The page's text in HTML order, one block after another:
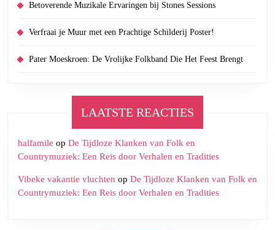
Betoverende Muzikale Ervaringen bij Stones Sessions
Verfraai je Muur met een Prachtige Schilderij Poster!
Pater Moeskroen: De Vrolijke Folkband Die Het Feest Brengt
LAATSTE REACTIES
halfamile op De Tijdloze Klanken van Folk en
Countrymuziek: Een Reis door Verhalen en Tradities
Vibeke vakantie vluchten op De Tijdloze Klanken van Folk en
Countrymuziek: Een Reis door Verhalen en Tradities